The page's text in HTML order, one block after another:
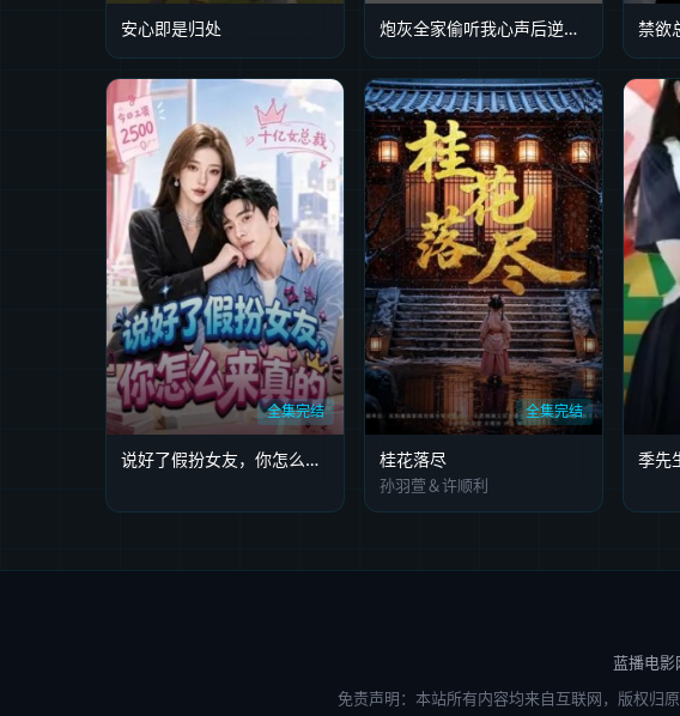
安心即是归处 炮灰全家偷听我心声后逆天改命第2部 禁欲
全集完结
说好了假扮女友，你怎么来真的
全集完结
桂花落尽
孙羽萱＆许顺利
季先
蓝播电影
免责声明：本站所有内容均来自互联网，版权归